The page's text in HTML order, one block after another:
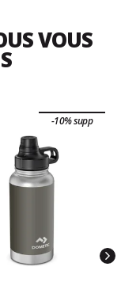
VOUS
-10% supp